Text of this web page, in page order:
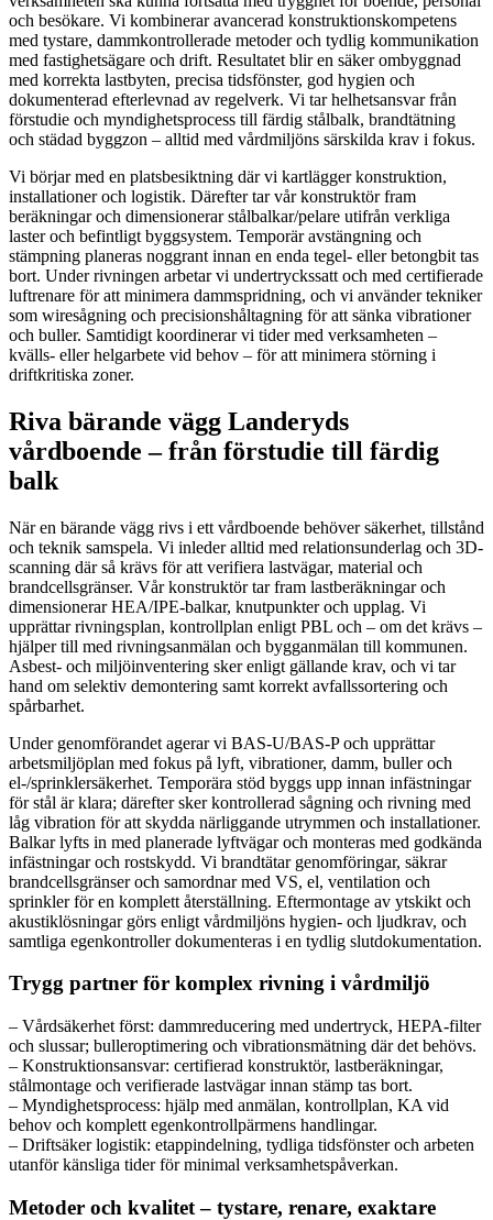
och besökare. Vi kombinerar avancerad konstruktionskompetens
med tystare, dammkontrollerade metoder och tydlig kommunikation
med fastighetsägare och drift. Resultatet blir en säker ombyggnad
med korrekta lastbyten, precisa tidsfönster, god hygien och
dokumenterad efterlevnad av regelverk. Vi tar helhetsansvar från
förstudie och myndighetsprocess till färdig stålbalk, brandtätning
och städad byggzon – alltid med vårdmiljöns särskilda krav i fokus.
Vi börjar med en platsbesiktning där vi kartlägger konstruktion,
installationer och logistik. Därefter tar vår konstruktör fram
beräkningar och dimensionerar stålbalkar/pelare utifrån verkliga
laster och befintligt byggsystem. Temporär avstängning och
stämpning planeras noggrant innan en enda tegel- eller betongbit tas
bort. Under rivningen arbetar vi undertryckssatt och med certifierade
luftrenare för att minimera dammspridning, och vi använder tekniker
som wiresågning och precisionshåltagning för att sänka vibrationer
och buller. Samtidigt koordinerar vi tider med verksamheten –
kvälls- eller helgarbete vid behov – för att minimera störning i
driftkritiska zoner.
Riva bärande vägg Landeryds
vårdboende – från förstudie till färdig
balk
När en bärande vägg rivs i ett vårdboende behöver säkerhet, tillstånd
och teknik samspela. Vi inleder alltid med relationsunderlag och 3D-
scanning där så krävs för att verifiera lastvägar, material och
brandcellsgränser. Vår konstruktör tar fram lastberäkningar och
dimensionerar HEA/IPE-balkar, knutpunkter och upplag. Vi
upprättar rivningsplan, kontrollplan enligt PBL och – om det krävs –
hjälper till med rivningsanmälan och bygganmälan till kommunen.
Asbest- och miljöinventering sker enligt gällande krav, och vi tar
hand om selektiv demontering samt korrekt avfallssortering och
spårbarhet.
Under genomförandet agerar vi BAS-U/BAS-P och upprättar
arbetsmiljöplan med fokus på lyft, vibrationer, damm, buller och
el-/sprinklersäkerhet. Temporära stöd byggs upp innan infästningar
för stål är klara; därefter sker kontrollerad sågning och rivning med
låg vibration för att skydda närliggande utrymmen och installationer.
Balkar lyfts in med planerade lyftvägar och monteras med godkända
infästningar och rostskydd. Vi brandtätar genomföringar, säkrar
brandcellsgränser och samordnar med VS, el, ventilation och
sprinkler för en komplett återställning. Eftermontage av ytskikt och
akustiklösningar görs enligt vårdmiljöns hygien- och ljudkrav, och
samtliga egenkontroller dokumenteras i en tydlig slutdokumentation.
Trygg partner för komplex rivning i vårdmiljö
– Vårdsäkerhet först: dammreducering med undertryck, HEPA-filter
och slussar; bulleroptimering och vibrationsmätning där det behövs.
– Konstruktionsansvar: certifierad konstruktör, lastberäkningar,
stålmontage och verifierade lastvägar innan stämp tas bort.
– Myndighetsprocess: hjälp med anmälan, kontrollplan, KA vid
behov och komplett egenkontrollpärmens handlingar.
– Driftsäker logistik: etappindelning, tydliga tidsfönster och arbeten
utanför känsliga tider för minimal verksamhetspåverkan.
Metoder och kvalitet – tystare, renare, exaktare